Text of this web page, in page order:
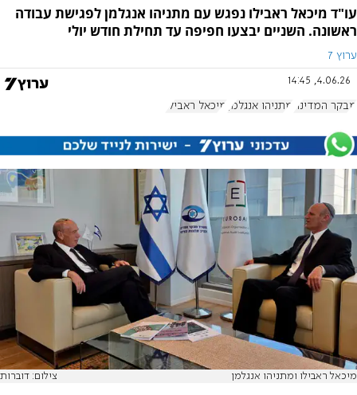
עו"ד מיכאל ראבילו נפגש עם מתניהו אנגלמן לפגישת עבודה
ראשונה. השניים יבצעו חפיפה עד תחילת חודש יולי
ערוץ 7
4.06.26, 14:45
מבקר המדינה מתניהו אנגלמן מיכאל ראבילו
מיכאל ראבילו ומתניהו אנגלמן צילום: דוברות